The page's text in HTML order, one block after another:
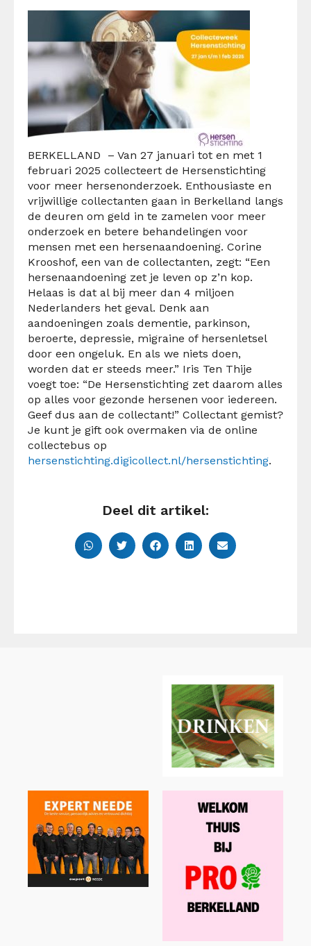
BERKELLAND – Van 27 januari tot en met 1
februari 2025 collecteert de Hersenstichting
voor meer hersenonderzoek. Enthousiaste en
vrijwillige collectanten gaan in Berkelland langs
de deuren om geld in te zamelen voor meer
onderzoek en betere behandelingen voor
mensen met een hersenaandoening. Corine
Krooshof, een van de collectanten, zegt: “Een
hersenaandoening zet je leven op z’n kop.
Helaas is dat al bij meer dan 4 miljoen
Nederlanders het geval. Denk aan
aandoeningen zoals dementie, parkinson,
beroerte, depressie, migraine of hersenletsel
door een ongeluk. En als we niets doen,
worden dat er steeds meer.” Iris Ten Thije
voegt toe: “De Hersenstichting zet daarom alles
op alles voor gezonde hersenen voor iedereen.
Geef dus aan de collectant!” Collectant gemist?
Je kunt je gift ook overmaken via de online
collectebus op
hersenstichting.digicollect.nl/hersenstichting.
Deel dit artikel: